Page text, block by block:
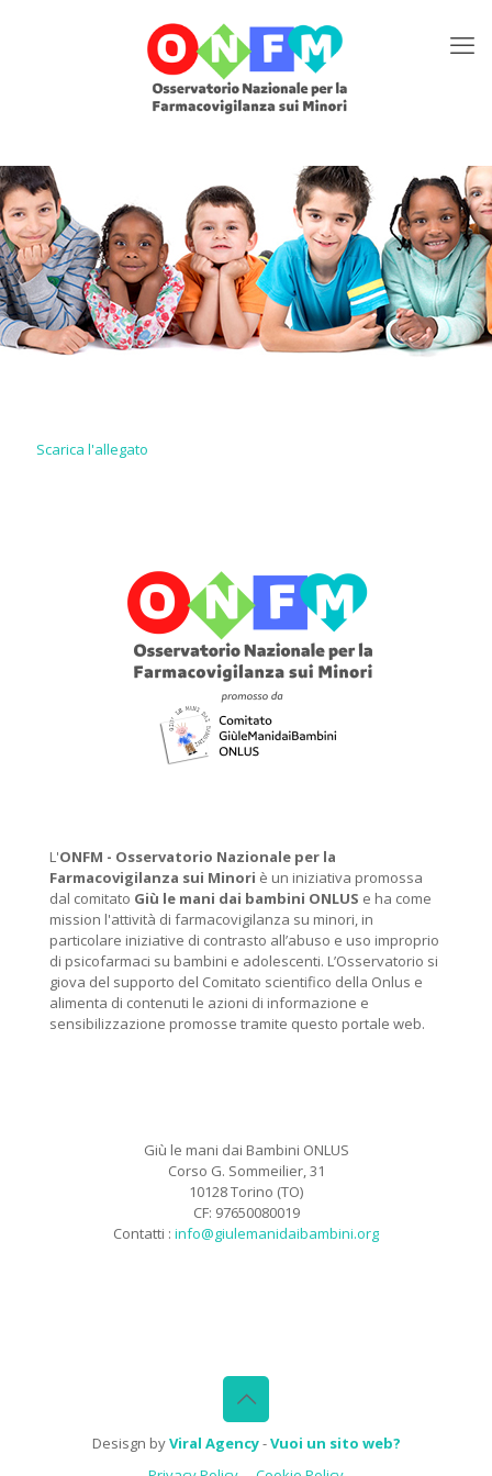
Scarica l'allegato
L'ONFM - Osservatorio Nazionale per la
Farmacovigilanza sui Minori è un iniziativa promossa
dal comitato Giù le mani dai bambini ONLUS e ha come
mission l'attività di farmacovigilanza su minori, in
particolare iniziative di contrasto all’abuso e uso improprio
di psicofarmaci su bambini e adolescenti. L’Osservatorio si
giova del supporto del Comitato scientifico della Onlus e
alimenta di contenuti le azioni di informazione e
sensibilizzazione promosse tramite questo portale web.
Giù le mani dai Bambini ONLUS
Corso G. Sommeilier, 31
10128 Torino (TO)
CF: 97650080019
Contatti : info@giulemanidaibambini.org
Desisgn byViral Agency-Vuoi un sito web?